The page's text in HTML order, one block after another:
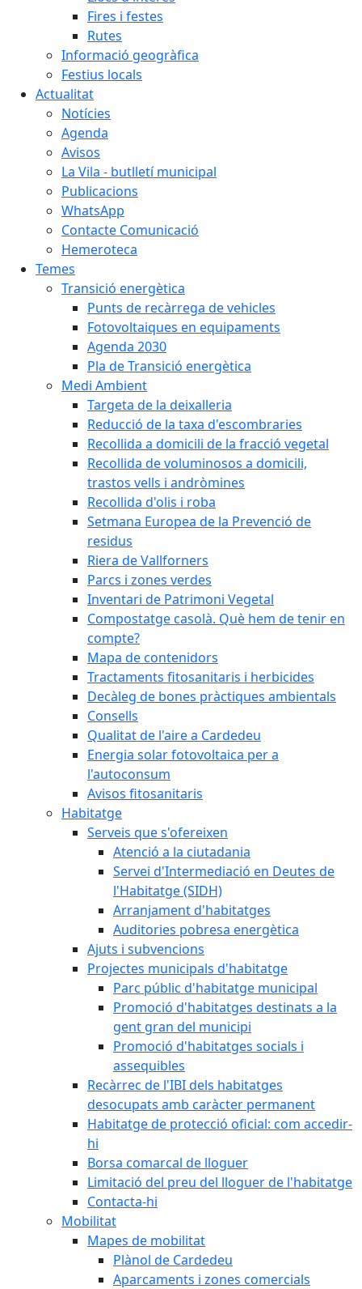
Fires i festes
Rutes
Informació geogràfica
Festius locals
Actualitat
Notícies
Agenda
Avisos
La Vila - butlletí municipal
Publicacions
WhatsApp
Contacte Comunicació
Hemeroteca
Temes
Transició energètica
Punts de recàrrega de vehicles
Fotovoltaiques en equipaments
Agenda 2030
Pla de Transició energètica
Medi Ambient
Targeta de la deixalleria
Reducció de la taxa d'escombraries
Recollida a domicili de la fracció vegetal
Recollida de voluminosos a domicili,
trastos vells i andròmines
Recollida d'olis i roba
Setmana Europea de la Prevenció de
residus
Riera de Vallforners
Parcs i zones verdes
Inventari de Patrimoni Vegetal
Compostatge casolà. Què hem de tenir en
compte?
Mapa de contenidors
Tractaments fitosanitaris i herbicides
Decàleg de bones pràctiques ambientals
Consells
Qualitat de l'aire a Cardedeu
Energia solar fotovoltaica per a
l'autoconsum
Avisos fitosanitaris
Habitatge
Serveis que s'ofereixen
Atenció a la ciutadania
Servei d'Intermediació en Deutes de
l'Habitatge (SIDH)
Arranjament d'habitatges
Auditories pobresa energètica
Ajuts i subvencions
Projectes municipals d'habitatge
Parc públic d'habitatge municipal
Promoció d'habitatges destinats a la
gent gran del municipi
Promoció d'habitatges socials i
assequibles
Recàrrec de l'IBI dels habitatges
desocupats amb caràcter permanent
Habitatge de protecció oficial: com accedir-
hi
Borsa comarcal de lloguer
Limitació del preu del lloguer de l'habitatge
Contacta-hi
Mobilitat
Mapes de mobilitat
Plànol de Cardedeu
Aparcaments i zones comercials